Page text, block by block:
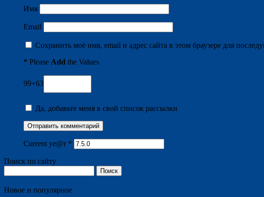
Имя
Email
Сохранить моё имя, email и адрес сайта в этом браузере для
* Please Add the Values
99+63
Да, добавьте меня в свой список рассылки
Current ye@r *
Поиск по сайту
Новое и популярное